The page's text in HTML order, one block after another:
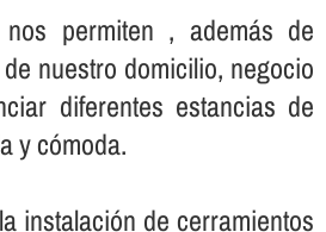
permiten , además de
nuestro domicilio, negocio
diferentes estancias de
y cómoda.
instalación de cerramientos